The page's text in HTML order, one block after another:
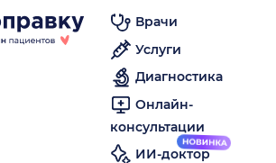
Врачи
Услуги
Диагностика
Онлайн-
консультации
ИИ-доктор